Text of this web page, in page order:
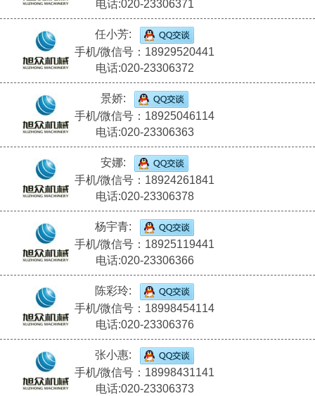
电话:020-23306371
任小芳:
手机/微信号：18929520441
电话:020-23306372
景娇:
手机/微信号：18925046114
电话:020-23306363
安娜:
手机/微信号：18924261841
电话:020-23306378
杨宇青:
手机/微信号：18925119441
电话:020-23306366
陈彩玲:
手机/微信号：18998454114
电话:020-23306376
张小惠:
手机/微信号：18998431141
电话:020-23306373